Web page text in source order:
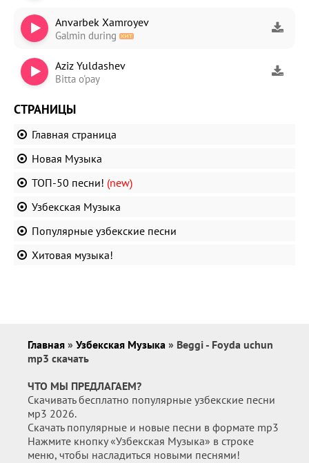
Anvarbek Xamroyev
Galmin during
Aziz Yuldashev
Bitta o'pay
СТРАНИЦЫ
Главная страница
Новая Музыка
ТОП-50 песни! (new)
Узбекская Музыка
Популярные узбекские песни
Хитовая музыка!
Главная » Узбекская Музыка » Beggi - Foyda uchun
mp3 скачать
ЧТО МЫ ПРЕДЛАГАЕМ?
Скачивать бесплатно популярные узбекские песни
мр3 2026.
Скачать популярные и новые песни в формате mp3
Нажмите кнопку «Узбекская Музыка» в строке
меню, чтобы насладиться новыми песнями!